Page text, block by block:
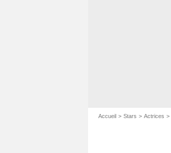
Accueil Stars Actrices